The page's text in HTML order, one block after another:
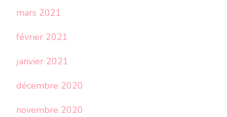
mars 2021
février 2021
janvier 2021
décembre 2020
novembre 2020